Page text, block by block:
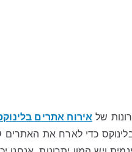
של אירוח אתרים
כדי לארח את האתרים